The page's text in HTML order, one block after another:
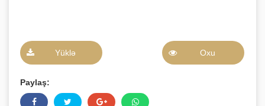
Yüklə Oxu
Paylaş: